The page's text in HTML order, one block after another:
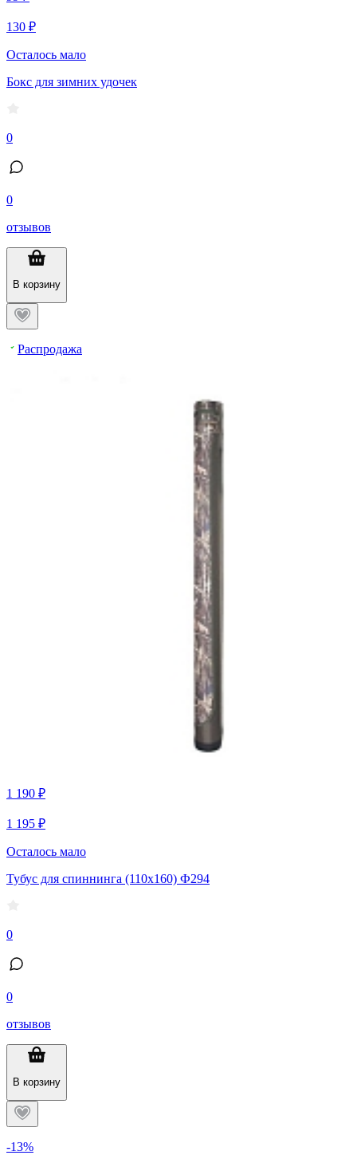
130 ₽
Осталось мало
Бокс для зимних удочек
0
0
отзывов
В корзину
Распродажа
1 190 ₽
1 195 ₽
Осталось мало
Тубус для спиннинга (110х160) Ф294
0
0
отзывов
В корзину
-13%